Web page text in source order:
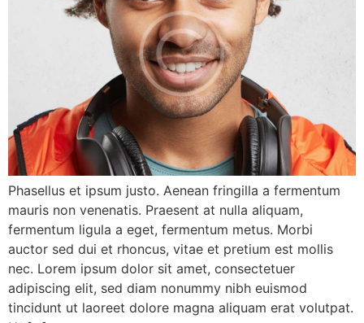
Phasellus et ipsum justo. Aenean fringilla a fermentum
mauris non venenatis. Praesent at nulla aliquam,
fermentum ligula a eget, fermentum metus. Morbi
auctor sed dui et rhoncus, vitae et pretium est mollis
nec. Lorem ipsum dolor sit amet, consectetuer
adipiscing elit, sed diam nonummy nibh euismod
tincidunt ut laoreet dolore magna aliquam erat volutpat.